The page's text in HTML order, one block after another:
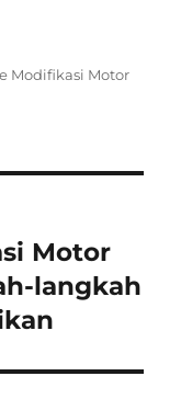
Modifikasi Motor
Motor
langkah